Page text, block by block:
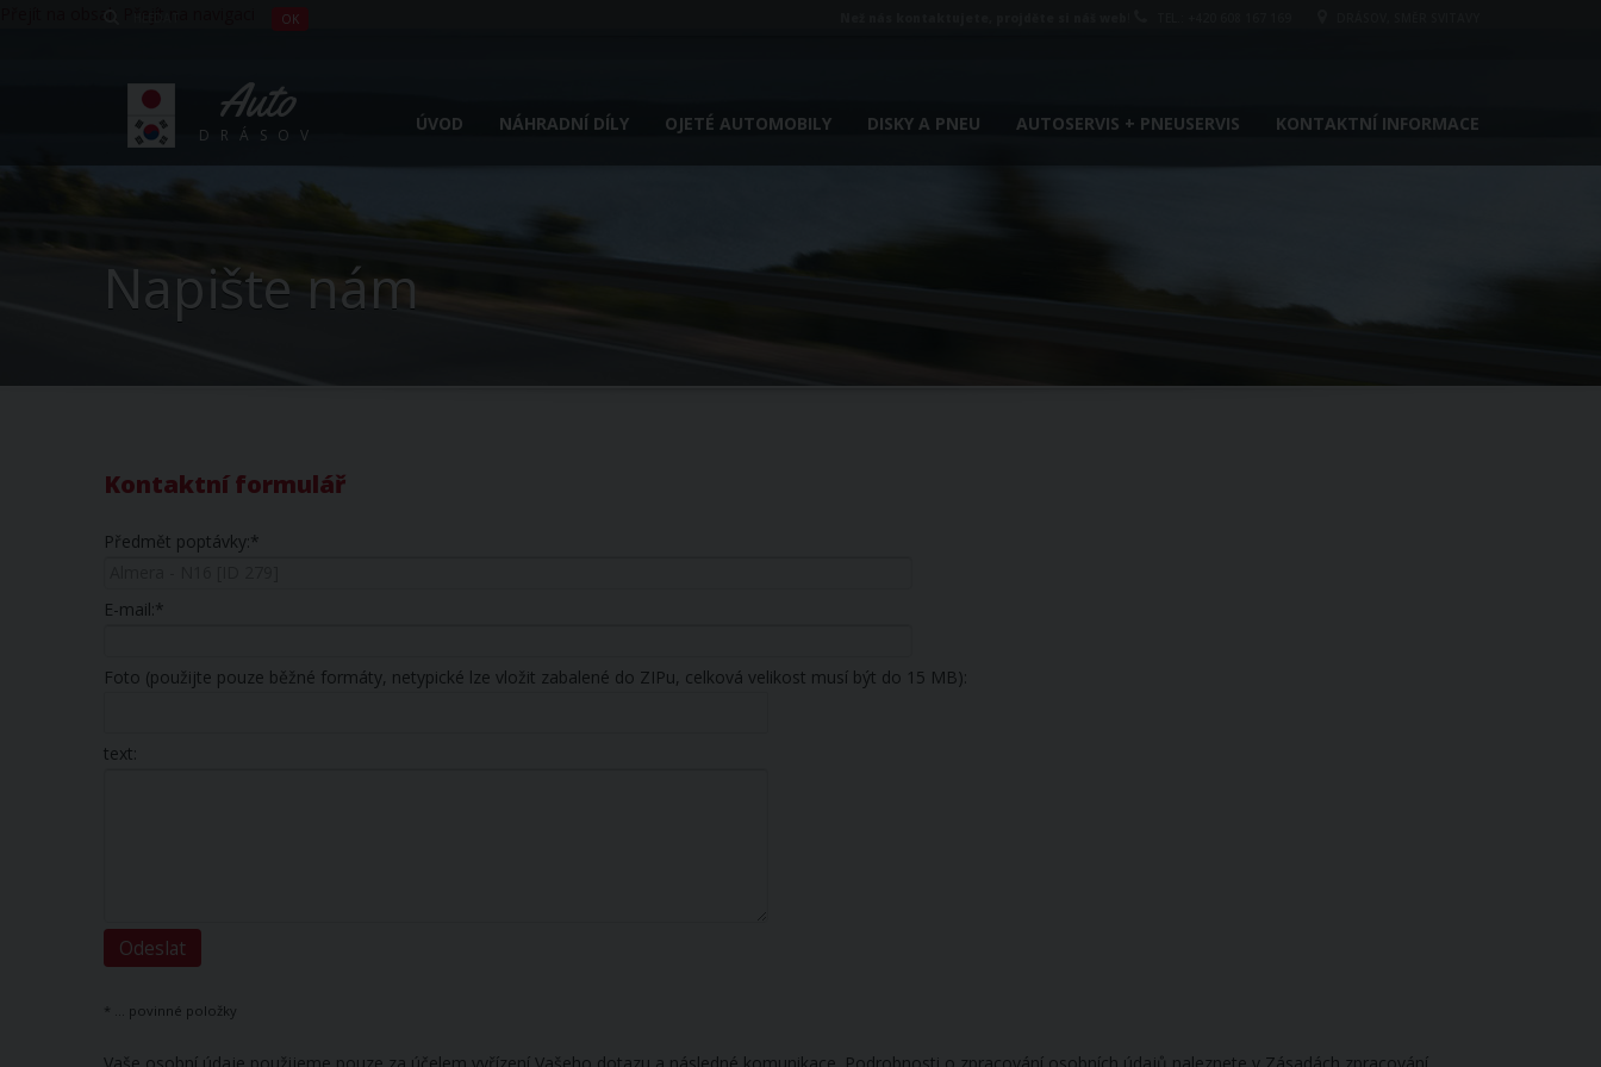
Auto
DRÁSOV
ÚVOD NÁHRADNÍ DÍLY OJETÉ AUTOMOBILY DISKY A PNEU AUTOSERVIS + PNEUSERVIS KONTAKTNÍ INFORMACE
Napište nám
Kontaktní formulář
Předmět poptávky:*
E-mail:*
Foto (použijte pouze běžné formáty, netypické lze vložit zabalené do ZIPu, celková velikost musí být do 15 MB):
text:
* ... povinné položky